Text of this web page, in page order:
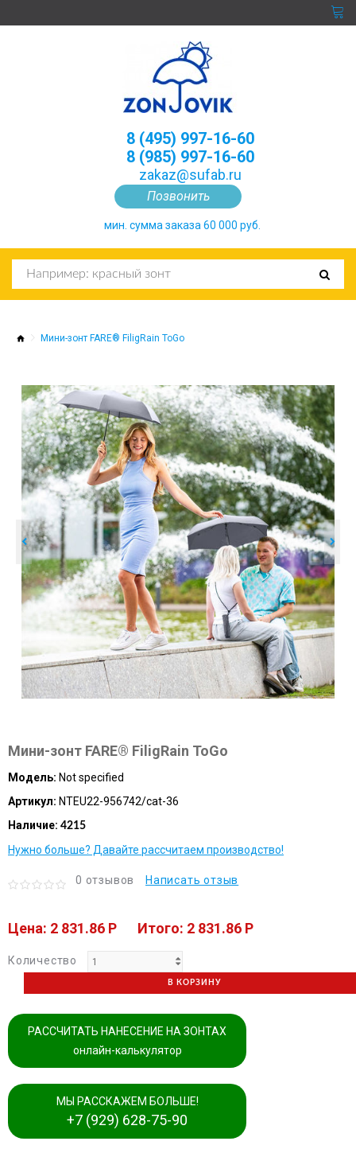
Позвонить
8 (495) 997-16-60
8 (985) 997-16-60
zakaz@sufab.ru
мин. сумма заказа 60 000 руб.
Мини-зонт FARE® FiligRain ToGo
Мини-зонт FARE® FiligRain ToGo
Модель: Not specified
Артикул: NTEU22-956742/cat-36
Наличие: 4215
Нужно больше? Давайте рассчитаем производство!
0 отзывов Написать отзыв
Цена: 2 831.86 P Итого: 2 831.86 P
Количество
В КОРЗИНУ
РАССЧИТАТЬ НАНЕСЕНИЕ НА ЗОНТАХ
онлайн-калькулятор
МЫ РАССКАЖЕМ БОЛЬШЕ!
+7 (929) 628-75-90